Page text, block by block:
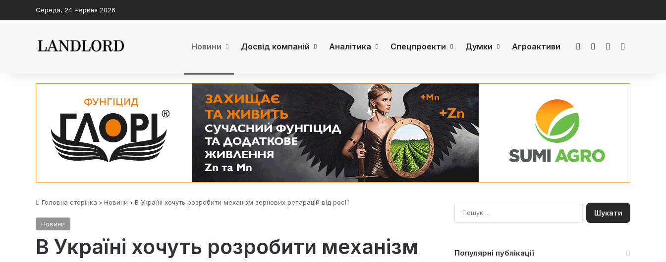
Середа, 24 Червня 2026
Новини Досвід компаній Аналітика Спецпроекти Думки Агроактиви FacebookLinkedInYouTube
Головна сторінка > Новини > В Україні хочуть розробити механізм зернових репарацій від росії
Новини
В Україні хочуть розробити механізм
П
о
Популярні публікації